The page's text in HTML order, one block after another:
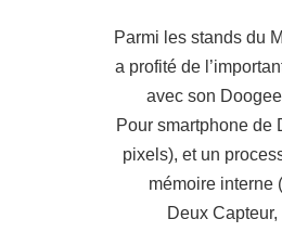
Parmi les stands du
a profité de
avec son
Pour smartphone de
pixels), et un
mémoire interne
Deux